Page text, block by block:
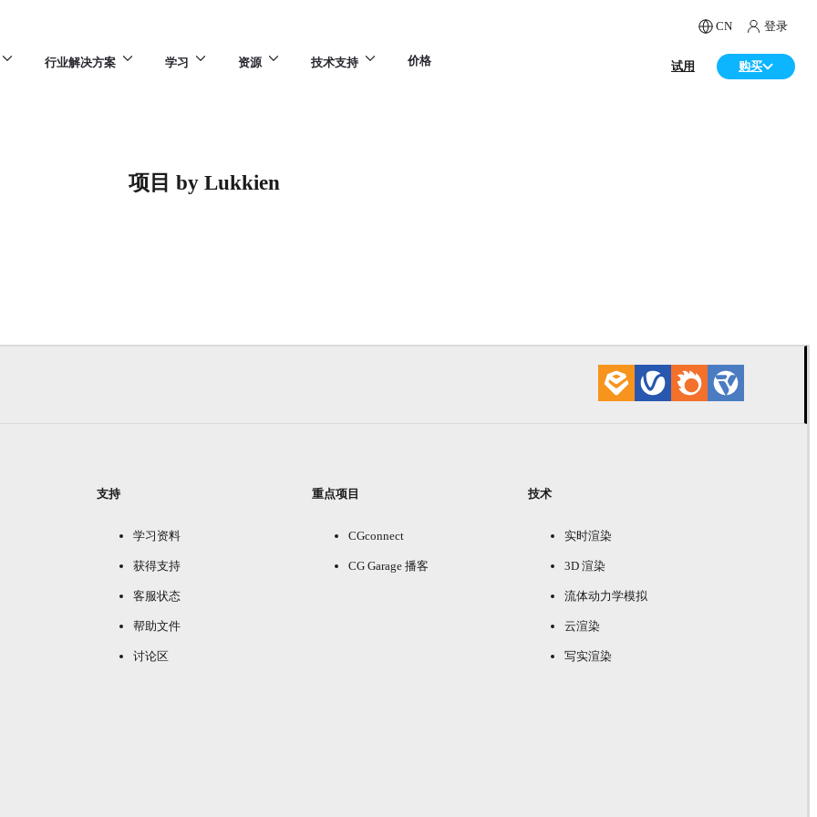
CN 登录
行业解决方案 学习 资源 技术支持 价格 试用 购买
项目 by Lukkien
支持
学习资料
获得支持
客服状态
帮助文件
讨论区
重点项目
CGconnect
CG Garage 播客
技术
实时渲染
3D 渲染
流体动力学模拟
云渲染
写实渲染